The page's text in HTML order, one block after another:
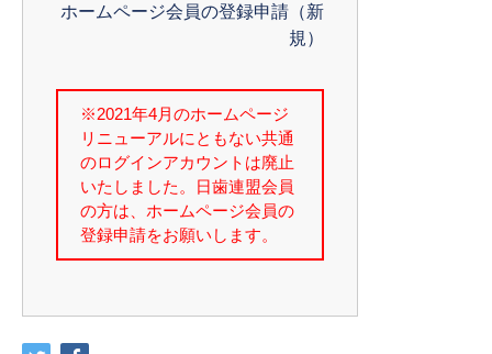
ホームページ会員の登録申請（新
規）